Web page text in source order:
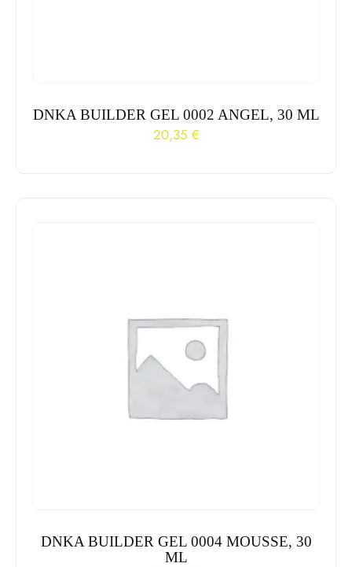
DNKA BUILDER GEL 0002 ANGEL, 30 ML
20,35 €
DNKA BUILDER GEL 0004 MOUSSE, 30
ML